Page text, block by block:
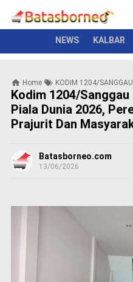
N
e
s
o
l
i
t
k
K
m
NEWS KALBAR
News
Home KODIM 1204/SANGGAU
Kodim 1204/
Piala Dunia 2026,
Prajurit Dan
Batasborneo.com
13/06/2026